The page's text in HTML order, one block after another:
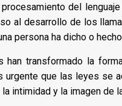
del
al desarrollo de los
persona ha dicho o
han transformado la
urgente que las leyes se
intimidad y la imagen de